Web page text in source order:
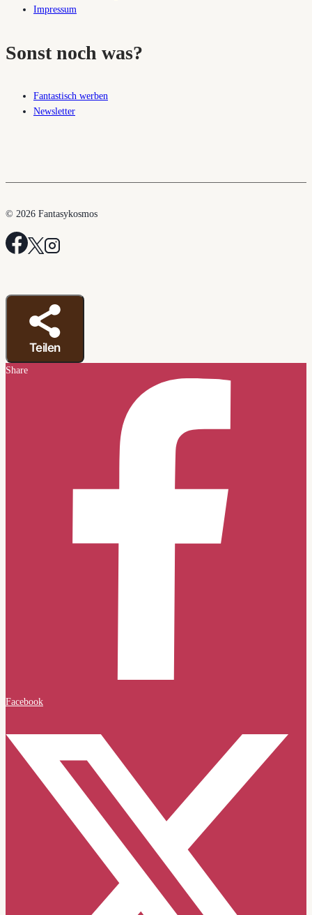
Impressum
Sonst noch was?
Fantastisch werben
Newsletter
© 2026 Fantasykosmos
Teilen
Share
Facebook